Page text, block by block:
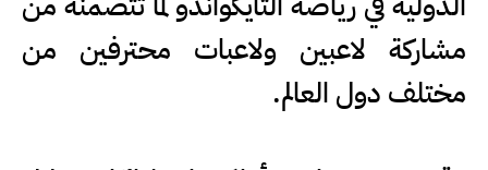
مشاركة لاعبين ولاعبات محترفين من
مختلف دول العالم.